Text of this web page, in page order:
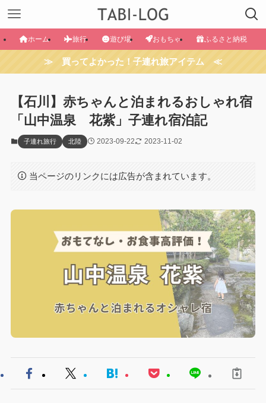
ホーム 旅行 遊び場 おもちゃ ふるさと納税
≫ 買ってよかった！子連れ旅アイテム ≪
【石川】赤ちゃんと泊まれるおしゃれ宿
「山中温泉 花紫」子連れ宿泊記
子連れ旅行 北陸 2023-09-22 2023-11-02
当ページのリンクには広告が含まれています。